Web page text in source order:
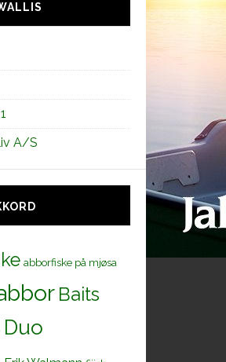
A/S
abborfiske på mjøsa
Baits
Duo